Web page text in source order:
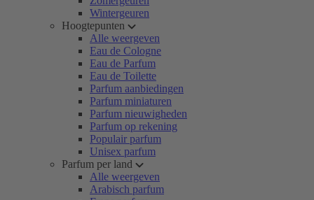
Wintergeuren
Hoogtepunten
Alle weergeven
Eau de Cologne
Eau de Parfum
Eau de Toilette
Parfum aanbiedingen
Parfum miniaturen
Parfum nieuwigheden
Parfum op rekening
Populair parfum
Unisex parfum
Parfum per land
Alle weergeven
Arabisch parfum